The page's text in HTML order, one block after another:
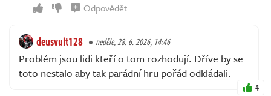
Odpovědět
deusvult128 neděle, 28. 6. 2026, 14:46
Problém jsou lidi kteří o tom rozhodují. Dříve by se
toto nestalo aby tak parádní hru pořád odkládali.
4